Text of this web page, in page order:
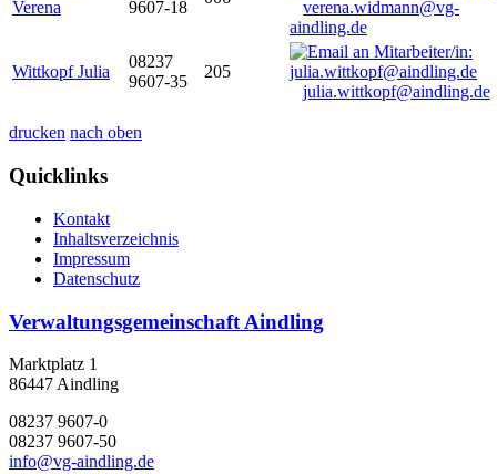
Verena
9607-18
verena.widmann@vg-
aindling.de
Wittkopf Julia
08237
9607-35
205
julia.wittkopf@aindling.de
drucken nach oben
Quicklinks
Kontakt
Inhaltsverzeichnis
Impressum
Datenschutz
Verwaltungsgemeinschaft Aindling
Marktplatz 1
86447 Aindling
08237 9607-0
08237 9607-50
info@vg-aindling.de